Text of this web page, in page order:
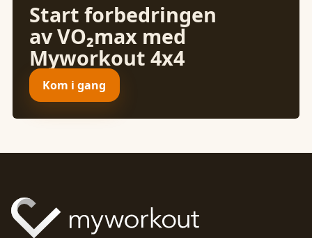
Start forbedringen
av VO₂max med
Myworkout 4x4
Kom i gang